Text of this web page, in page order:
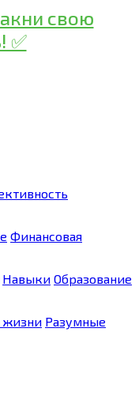
Финансовая
Навыки Образование
жизни Разумные